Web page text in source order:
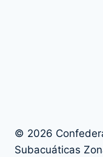
© 2026
Subacuáticas